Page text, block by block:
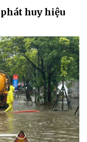
huy hiệu